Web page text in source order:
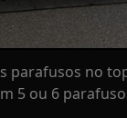
parafusos no
5 ou 6